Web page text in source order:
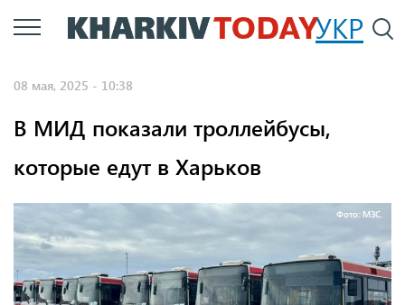
Перейти
к
УКР
08 мая, 2025 - 10:38
В МИД показали троллейбусы,
которые едут в Харьков
Фото: МЗС.